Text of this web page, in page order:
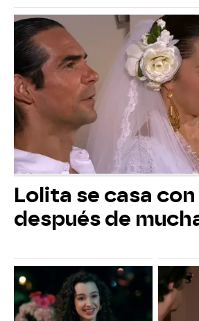
Lolita se casa
después de